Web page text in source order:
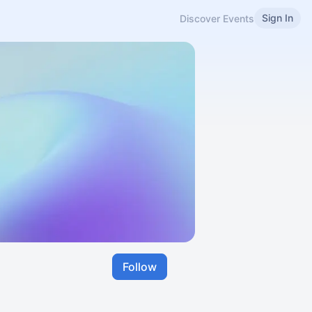
Discover Events Sign In
Follow